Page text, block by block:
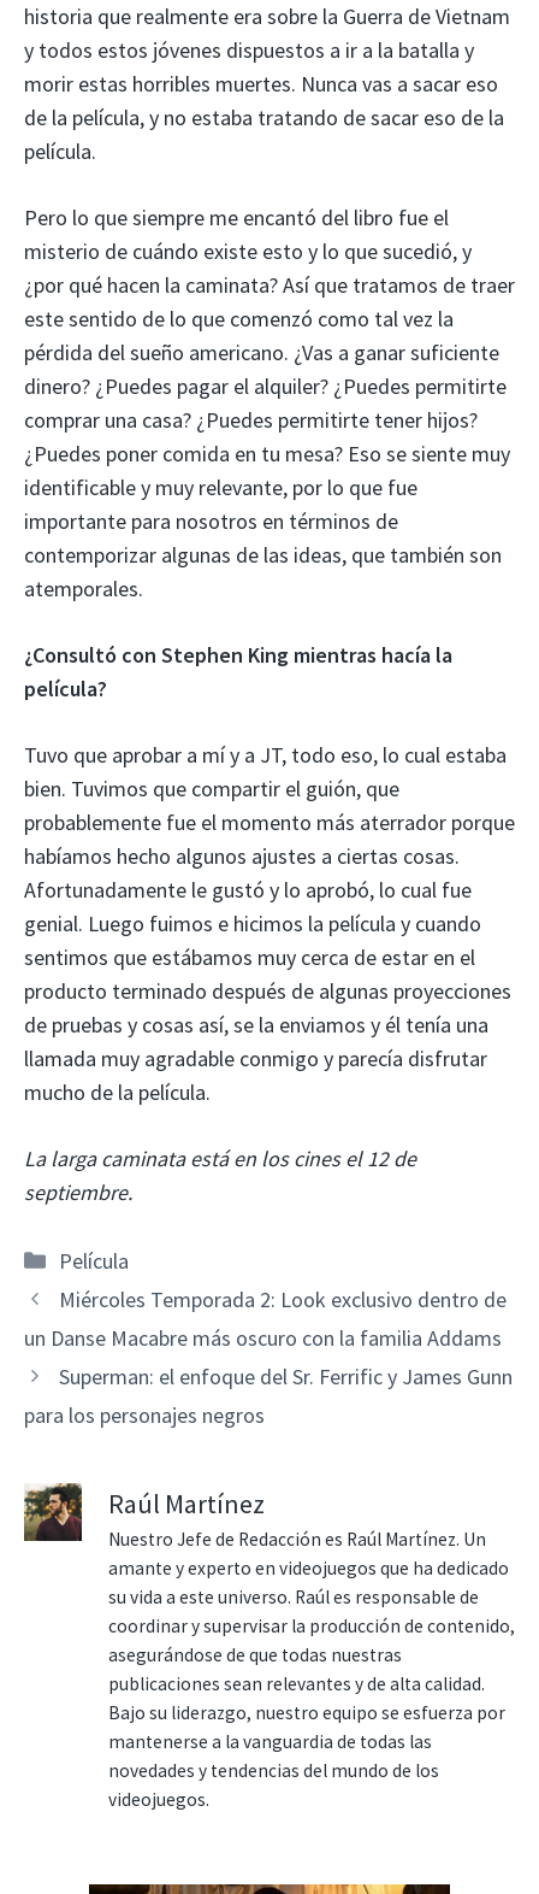
historia que realmente era sobre la Guerra de Vietnam
y todos estos jóvenes dispuestos a ir a la batalla y
morir estas horribles muertes. Nunca vas a sacar eso
de la película, y no estaba tratando de sacar eso de la
película.
Pero lo que siempre me encantó del libro fue el
misterio de cuándo existe esto y lo que sucedió, y
¿por qué hacen la caminata? Así que tratamos de traer
este sentido de lo que comenzó como tal vez la
pérdida del sueño americano. ¿Vas a ganar suficiente
dinero? ¿Puedes pagar el alquiler? ¿Puedes permitirte
comprar una casa? ¿Puedes permitirte tener hijos?
¿Puedes poner comida en tu mesa? Eso se siente muy
identificable y muy relevante, por lo que fue
importante para nosotros en términos de
contemporizar algunas de las ideas, que también son
atemporales.
¿Consultó con Stephen King mientras hacía la
película?
Tuvo que aprobar a mí y a JT, todo eso, lo cual estaba
bien. Tuvimos que compartir el guión, que
probablemente fue el momento más aterrador porque
habíamos hecho algunos ajustes a ciertas cosas.
Afortunadamente le gustó y lo aprobó, lo cual fue
genial. Luego fuimos e hicimos la película y cuando
sentimos que estábamos muy cerca de estar en el
producto terminado después de algunas proyecciones
de pruebas y cosas así, se la enviamos y él tenía una
llamada muy agradable conmigo y parecía disfrutar
mucho de la película.
La larga caminata está en los cines el 12 de
septiembre.
Categorías
Película
Miércoles Temporada 2: Look exclusivo dentro de
un Danse Macabre más oscuro con la familia Addams
Superman: el enfoque del Sr. Ferrific y James Gunn
para los personajes negros
Raúl Martínez
Nuestro Jefe de Redacción es Raúl Martínez. Un
amante y experto en videojuegos que ha dedicado
su vida a este universo. Raúl es responsable de
coordinar y supervisar la producción de contenido,
asegurándose de que todas nuestras
publicaciones sean relevantes y de alta calidad.
Bajo su liderazgo, nuestro equipo se esfuerza por
mantenerse a la vanguardia de todas las
novedades y tendencias del mundo de los
videojuegos.